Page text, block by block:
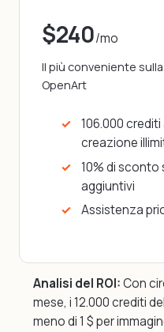
$240/mo
Il più conveniente
OpenArt
106.000
creazione
10% di
aggiuntivi
Assistenza
Analisi del ROI:Con
mese, i 12.000 crediti
meno di 1 $ per